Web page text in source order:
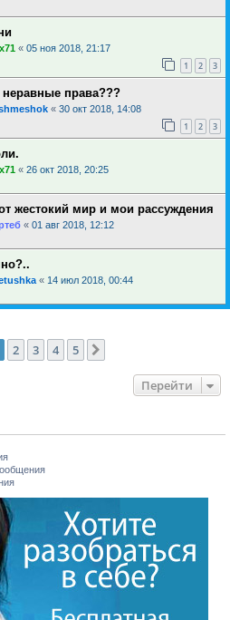
« 05 ноя 2018, 21:17
1 2 3
права???
« 30 окт 2018, 14:08
1 2 3
« 26 окт 2018, 20:25
жестокий мир и мои рассуждения
« 01 авг 2018, 12:12
« 14 июл 2018, 00:44
2 3 4 5
Перейти